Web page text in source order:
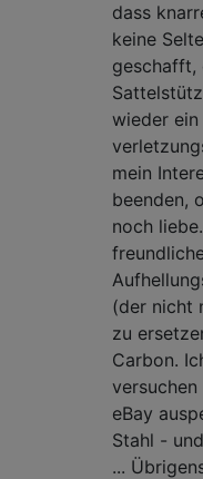
dass
keine
geschafft,
wieder ein
mein
beenden,
noch
(der nicht
zu
Carbon.
eBay
Stahl -
...